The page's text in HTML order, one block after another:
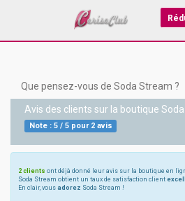
Que pensez-vous de Soda Stream ?
Avis des clients sur la boutique
Note : 5/ 5pour 2avis
2 clients ont déjà donné leur avis sur la boutique en
Soda Stream obtient un taux de satisfaction client
En clair, vous adorez Soda Stream !